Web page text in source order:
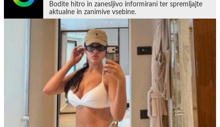
Bodite hitro in zanesljivo informirani ter spremljajte
aktualne in zanimive vsebine.